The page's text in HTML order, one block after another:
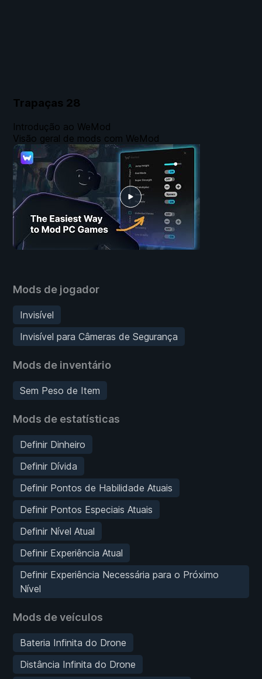
Trapaças 28
Mods de jogador
Invisível
Invisível para Câmeras de Segurança
Mods de inventário
Sem Peso de Item
Mods de estatísticas
Definir Dinheiro
Definir Dívida
Definir Pontos de Habilidade Atuais
Definir Pontos Especiais Atuais
Definir Nível Atual
Definir Experiência Atual
Definir Experiência Necessária para o Próximo
Nível
Mods de veículos
Bateria Infinita do Drone
Distância Infinita do Drone
Introdução ao WeMod
Visão geral de mods com WeMod